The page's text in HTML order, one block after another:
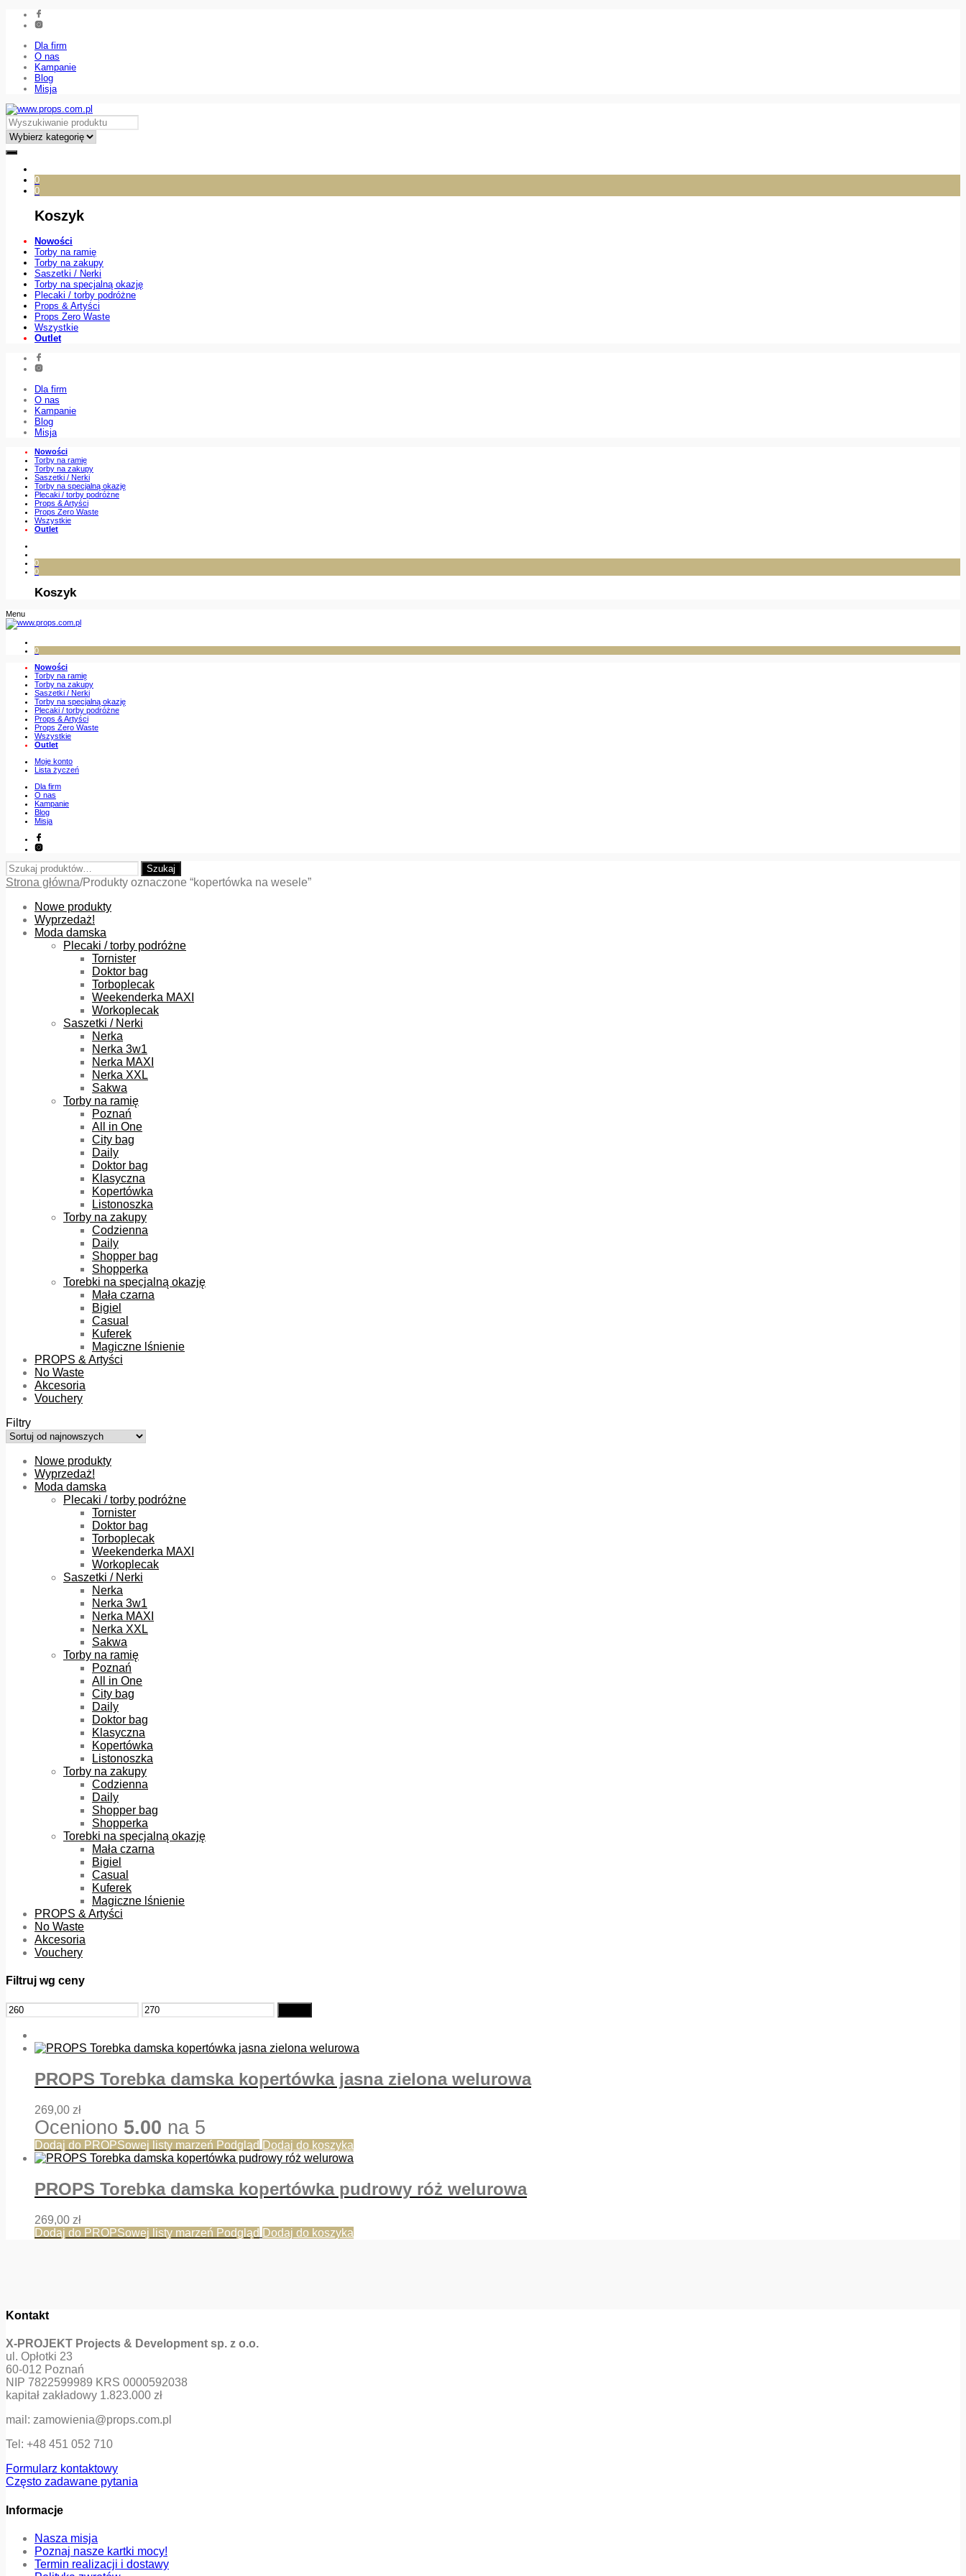
Dla firm
O nas
Kampanie
Blog
Misja
0
0
Koszyk
Nowości
Torby na ramię
Torby na zakupy
Saszetki / Nerki
Torby na specjalną okazję
Plecaki / torby podróżne
Props & Artyści
Props Zero Waste
Wszystkie
Outlet
Dla firm
O nas
Kampanie
Blog
Misja
Nowości
Torby na ramię
Torby na zakupy
Saszetki / Nerki
Torby na specjalną okazję
Plecaki / torby podróżne
Props & Artyści
Props Zero Waste
Wszystkie
Outlet
0
0
Koszyk
Menu
0
Nowości
Torby na ramię
Torby na zakupy
Saszetki / Nerki
Torby na specjalną okazję
Plecaki / torby podróżne
Props & Artyści
Props Zero Waste
Wszystkie
Outlet
Moje konto
Lista życzeń
Dla firm
O nas
Kampanie
Blog
Misja
Szukaj: Szukaj
Strona główna/Produkty oznaczone “kopertówka na wesele”
Nowe produkty
Wyprzedaż!
Moda damska
Plecaki / torby podróżne
Tornister
Doktor bag
Torboplecak
Weekenderka MAXI
Workoplecak
Saszetki / Nerki
Nerka
Nerka 3w1
Nerka MAXI
Nerka XXL
Sakwa
Torby na ramię
Poznań
All in One
City bag
Daily
Doktor bag
Klasyczna
Kopertówka
Listonoszka
Torby na zakupy
Codzienna
Daily
Shopper bag
Shopperka
Torebki na specjalną okazję
Mała czarna
Bigiel
Casual
Kuferek
Magiczne lśnienie
PROPS & Artyści
No Waste
Akcesoria
Vouchery
Filtry
Nowe produkty
Wyprzedaż!
Moda damska
Plecaki / torby podróżne
Tornister
Doktor bag
Torboplecak
Weekenderka MAXI
Workoplecak
Saszetki / Nerki
Nerka
Nerka 3w1
Nerka MAXI
Nerka XXL
Sakwa
Torby na ramię
Poznań
All in One
City bag
Daily
Doktor bag
Klasyczna
Kopertówka
Listonoszka
Torby na zakupy
Codzienna
Daily
Shopper bag
Shopperka
Torebki na specjalną okazję
Mała czarna
Bigiel
Casual
Kuferek
Magiczne lśnienie
PROPS & Artyści
No Waste
Akcesoria
Vouchery
Filtruj wg ceny
Cena
min
Cena
max
PROPS Torebka damska kopertówka jasna zielona welurowa
269,00 zł
Oceniono 5.00 na 5
Dodaj do PROPSowej listy marzeń Podgląd Dodaj do koszyka
PROPS Torebka damska kopertówka pudrowy róż welurowa
269,00 zł
Dodaj do PROPSowej listy marzeń Podgląd Dodaj do koszyka
Kontakt
X-PROJEKT Projects & Development sp. z o.o.
ul. Opłotki 23
60-012 Poznań
NIP 7822599989 KRS 0000592038
kapitał zakładowy 1.823.000 zł
mail: zamowienia@props.com.pl
Tel: +48 451 052 710
Formularz kontaktowy
Często zadawane pytania
Informacje
Nasza misja
Poznaj nasze kartki mocy!
Termin realizacji i dostawy